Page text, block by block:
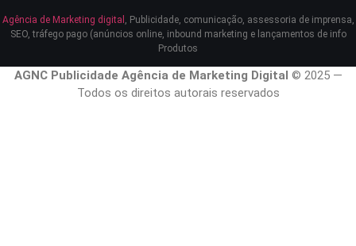
Agência de Marketing digital
, Publicidade, comunicação, assessoria de imprensa,
SEO, tráfego pago (anúncios online, inbound marketing e lançamentos de info
Produtos
AGNC Publicidade Agência de Marketing Digital © 2025 —
Todos os direitos autorais reservados